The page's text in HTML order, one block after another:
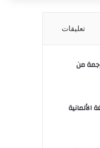
تعليقات
من
الألمانية